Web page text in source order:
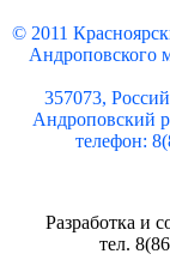
© 2011
Андроповского
357073,
Андроповский
телефон:
Разработка и
тел.